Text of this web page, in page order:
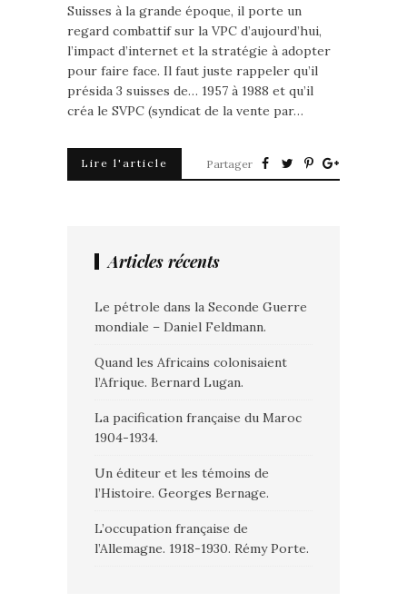
Suisses à la grande époque, il porte un
regard combattif sur la VPC d’aujourd’hui,
l’impact d’internet et la stratégie à adopter
pour faire face. Il faut juste rappeler qu’il
présida 3 suisses de… 1957 à 1988 et qu’il
créa le SVPC (syndicat de la vente par…
Lire l'article Partager
Articles récents
Le pétrole dans la Seconde Guerre
mondiale – Daniel Feldmann.
Quand les Africains colonisaient
l’Afrique. Bernard Lugan.
La pacification française du Maroc
1904-1934.
Un éditeur et les témoins de
l’Histoire. Georges Bernage.
L’occupation française de
l’Allemagne. 1918-1930. Rémy Porte.